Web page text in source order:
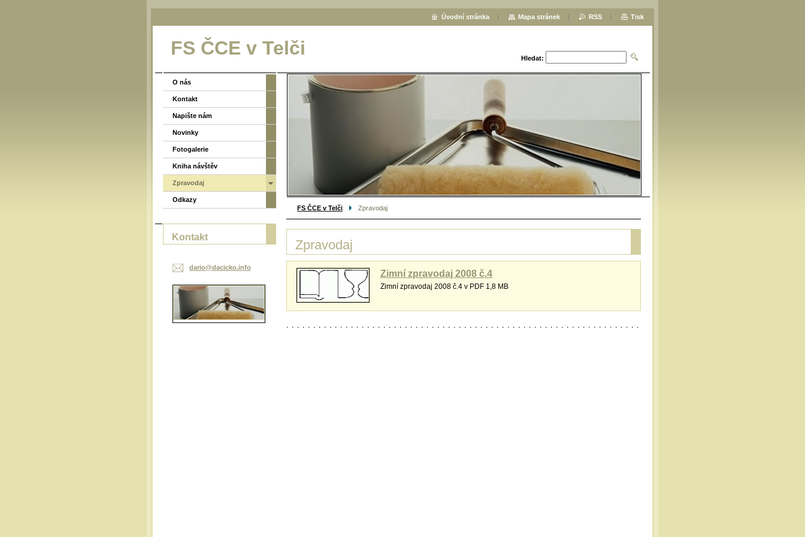
FS ČCE v Telči Hledat:
FS ČCE v Telči Zpravodaj
Zpravodaj
Zimní zpravodaj 2008 č.4
Zimní zpravodaj 2008 č.4 v PDF 1,8 MB
O nás
Kontakt
Napište nám
Novinky
Fotogalerie
Kniha návštěv
Zpravodaj
Odkazy
Kontakt
dario@dacicko.info
Úvodní stránka Mapa stránek RSS Tisk